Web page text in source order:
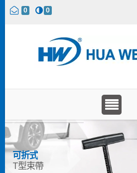
0 0
可折式
T型束帶